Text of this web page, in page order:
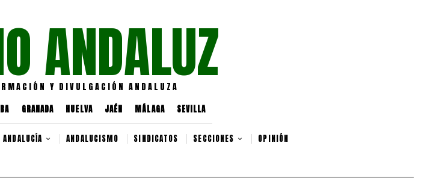
ANDALUZ
Y DIVULGACIÓN ANDALUZA
GRANADA HUELVA JAÉN MÁLAGA SEVILLA
ANDALUCÍA ANDALUCISMO SINDICATOS SECCIONES OPINIÓN